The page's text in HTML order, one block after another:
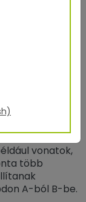
vonatok,
több
A-ból B-be.